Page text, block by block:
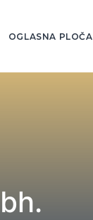
OGLASNA PLOČA